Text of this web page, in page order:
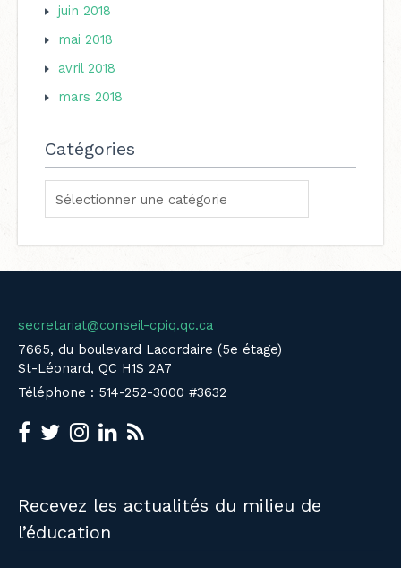
juin 2018
mai 2018
avril 2018
mars 2018
Catégories
secretariat@conseil-cpiq.qc.ca
7665, du boulevard Lacordaire (5e étage)
St-Léonard, QC H1S 2A7
Téléphone : 514-252-3000 #3632
Recevez les actualités du milieu de
l’éducation